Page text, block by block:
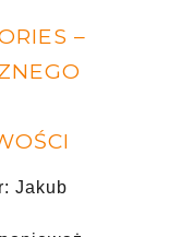
–
Jakub